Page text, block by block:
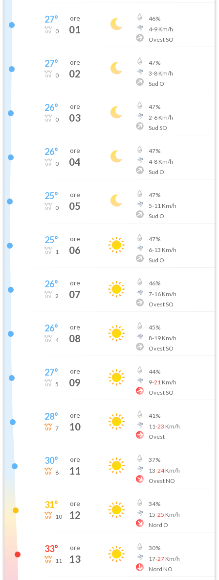
27°
0
ore
01
46%
4-9Km/h
Ovest SO
27°
0
ore
02
47%
3-8Km/h
Sud O
26°
0
ore
03
47%
2-6Km/h
Sud SO
26°
0
ore
04
47%
4-8Km/h
Sud O
25°
0
ore
05
47%
5-11 Km/h
Sud O
25°
1
ore
06
47%
6-13 Km/h
Sud O
26°
2
ore
07
46%
7-16Km/h
Ovest SO
26°
4
ore
08
45%
8-19Km/h
Ovest SO
27°
5
ore
09
44%
9-21 Km/h
Ovest SO
28°
7
ore
10
41%
11-23 Km/h
Ovest
30°
8
ore
11
37%
13-24Km/h
Ovest NO
31°
10
ore
12
34%
15-25 Km/h
Nord O
33°
11
ore
13
30%
17-27Km/h
Nord NO